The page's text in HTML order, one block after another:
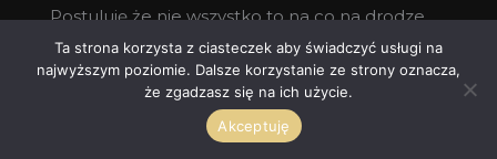
Postuluję że nie wszystko to na co na drodze
węchowej reagujemy musi być od razu
feromonem – i tylko tyle.
Ta strona korzysta z ciasteczek aby świadczyć usługi na
najwyższym poziomie. Dalsze korzystanie ze strony oznacza,
że zgadzasz się na ich użycie.
Akceptuję